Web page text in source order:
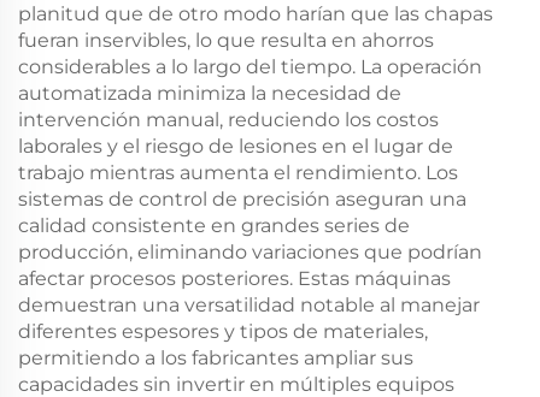
planitud que de otro modo harían que las chapas
fueran inservibles, lo que resulta en ahorros
considerables a lo largo del tiempo. La operación
automatizada minimiza la necesidad de
intervención manual, reduciendo los costos
laborales y el riesgo de lesiones en el lugar de
trabajo mientras aumenta el rendimiento. Los
sistemas de control de precisión aseguran una
calidad consistente en grandes series de
producción, eliminando variaciones que podrían
afectar procesos posteriores. Estas máquinas
demuestran una versatilidad notable al manejar
diferentes espesores y tipos de materiales,
permitiendo a los fabricantes ampliar sus
capacidades sin invertir en múltiples equipos